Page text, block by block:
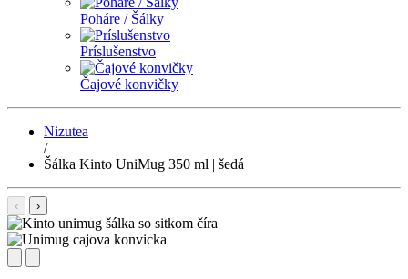
Poháre / Šálky
Príslušenstvo
Čajové konvičky
Nizutea
/
Šálka Kinto UniMug 350 ml | šedá
‹ ›